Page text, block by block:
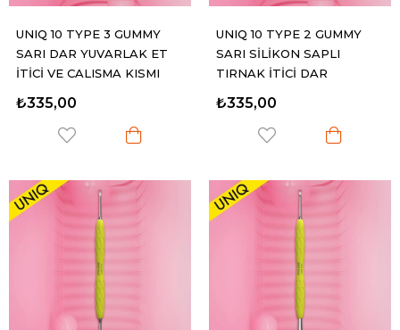
UNIQ 10 TYPE 3 GUMMY
SARI DAR YUVARLAK ET
İTİCİ VE ÇALIŞMA KISMI
₺335,00
UNIQ 10 TYPE 2 GUMMY
SARI SİLİKON SAPLI
TIRNAK İTİCİ DAR
₺335,00